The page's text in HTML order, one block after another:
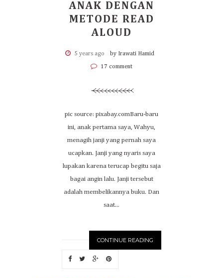
ANAK DENGAN
METODE READ
ALOUD
5 years ago by Irawati Hamid
17 comment
pic source: pixabay.comBaru-baru
ini, anak pertama saya, Wahyu,
menagih janji yang pernah saya
ucapkan. Janji yang nyaris saya
lupakan karena terucap begitu saja
bagai angin lalu. Janji tersebut
adalah membelikannya buku. Dan
saat...
CONTINUE READING